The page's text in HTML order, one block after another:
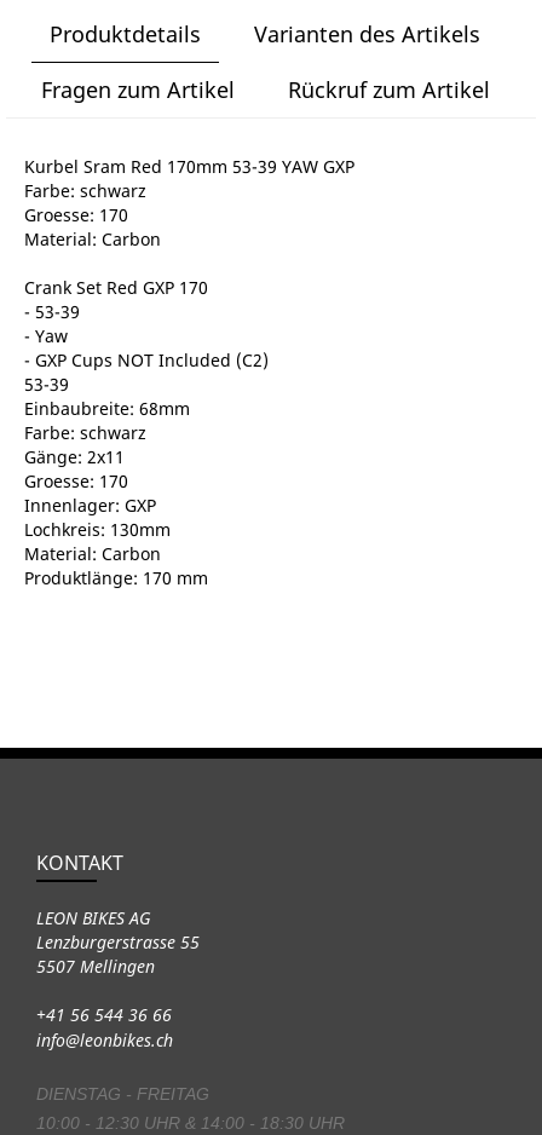
Produktdetails
Varianten des Artikels
Fragen zum Artikel
Rückruf zum Artikel
Kurbel Sram Red 170mm 53-39 YAW GXP
Farbe: schwarz
Groesse: 170
Material: Carbon
Crank Set Red GXP 170
- 53-39
- Yaw
- GXP Cups NOT Included (C2)
53-39
Einbaubreite: 68mm
Farbe: schwarz
Gänge: 2x11
Groesse: 170
Innenlager: GXP
Lochkreis: 130mm
Material: Carbon
Produktlänge: 170 mm
KONTAKT
LEON BIKES AG
Lenzburgerstrasse 55
5507 Mellingen
+41 56 544 36 66
info@leonbikes.ch
DIENSTAG - FREITAG
10:00 - 12:30 UHR & 14:00 - 18:30 UHR